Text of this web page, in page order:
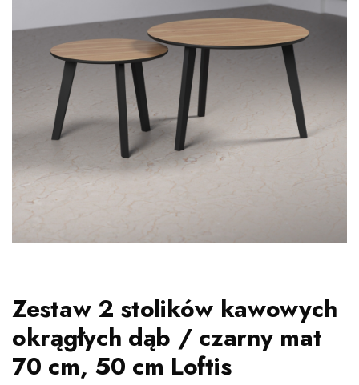
Zestaw 2 stolików kawowych
okrągłych dąb / czarny mat
70 cm, 50 cm Loftis